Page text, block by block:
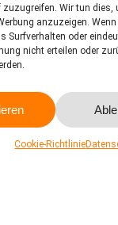
Wir tun dies,
anzuzeigen.
Surfverhalten oder
nicht erteilen oder
Cookie-Richtlinie
und dient
dem
und
über ein